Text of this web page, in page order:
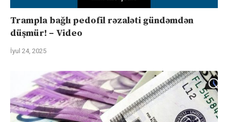
Trampla bağlı pedofil rəzaləti gündəmdən
düşmür! – Video
İyul 24, 2025